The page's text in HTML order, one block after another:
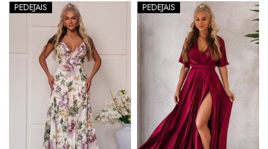
PĒDĒJAIS PĒDĒJAIS